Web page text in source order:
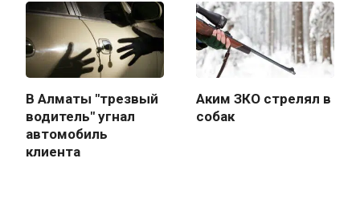
В Алматы "трезвый
водитель" угнал
автомобиль
клиента
Аким ЗКО стрелял в
собак